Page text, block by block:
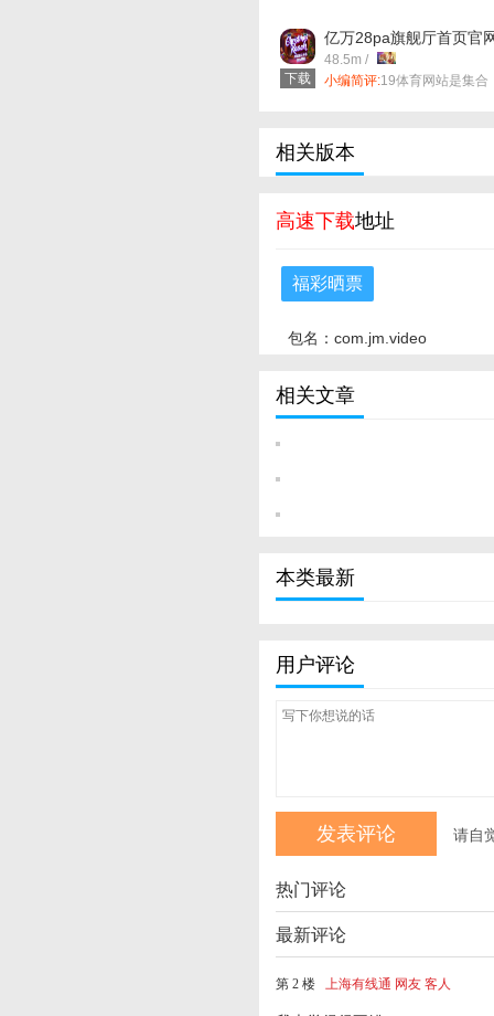
下载
亿万28pa旗舰厅首页官
下载 v57.0.11 安卓版
48.5m /
小编简评:19体育网站是集合
4.0 与百度ai强强联手，全面
解析查询意图，秒速返回精
内容，彻底摆脱冗余信息干
相关版本
高速下载地址
福彩晒票
包名：com.jm.video
相关文章
本类最新
用户评论
请自
热门评论
最新评论
第 2 楼 上海有线通 网友 客人